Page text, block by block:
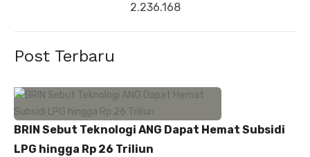
2.236.168
Post Terbaru
BRIN Sebut Teknologi ANG Dapat Hemat Subsidi
LPG hingga Rp 26 Triliun